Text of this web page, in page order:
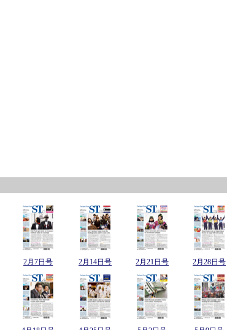
2月7日号 2月14日号 2月21日号 2月28日号